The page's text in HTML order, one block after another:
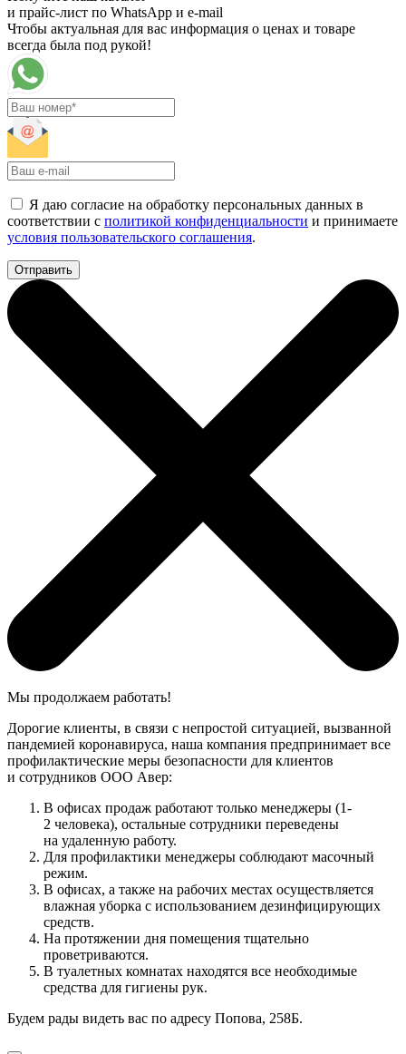
и прайс-лист по WhatsApp и e-mail
Чтобы актуальная для вас информация о ценах и товаре
всегда была под рукой!
Я даю согласие на обработку персональных данных в
соответствии с политикой конфиденциальности и принимаете
условия пользовательского соглашения.
Мы продолжаем работать!
Дорогие клиенты, в связи с непростой ситуацией, вызванной
пандемией коронавируса, наша компания предпринимает все
профилактические меры безопасности для клиентов
и сотрудников ООО Авер:
В офисах продаж работают только менеджеры (1-
2 человека), остальные сотрудники переведены
на удаленную работу.
Для профилактики менеджеры соблюдают масочный
режим.
В офисах, а также на рабочих местах осуществляется
влажная уборка с использованием дезинфицирующих
средств.
На протяжении дня помещения тщательно
проветриваются.
В туалетных комнатах находятся все необходимые
средства для гигиены рук.
Будем рады видеть вас по адресу Попова, 258Б.